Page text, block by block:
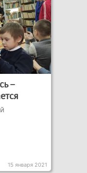
–
15 января 2021